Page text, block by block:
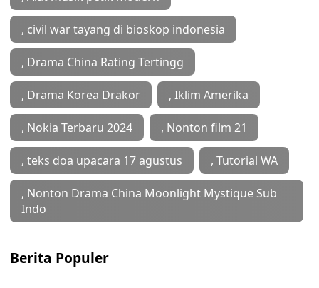
, civil war tayang di bioskop indonesia
, Drama China Rating Tertingg
, Drama Korea Drakor , Iklim Amerika
, Nokia Terbaru 2024 , Nonton film 21
, teks doa upacara 17 agustus , Tutorial WA
, ‎Nonton Drama China Moonlight Mystique Sub
Indo
Berita Populer